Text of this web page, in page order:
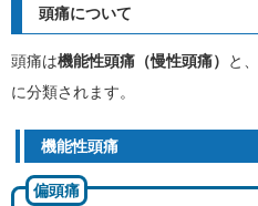
頭痛について
頭痛は機能性頭痛（慢性頭痛） と、
に分類されます。
機能性頭痛
偏頭痛